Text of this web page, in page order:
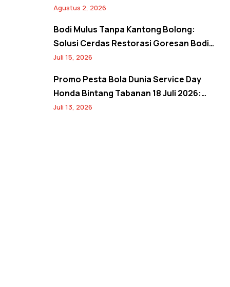
Seperti Baru! Back to Prime Promo
Agustus 2, 2026
Bodi Mulus Tanpa Kantong Bolong:
Solusi Cerdas Restorasi Goresan Bodi
Mobil Hemat Biaya
Juli 15, 2026
Promo Pesta Bola Dunia Service Day
Honda Bintang Tabanan 18 Juli 2026:
Banjir Diskon Servis hingga 20% dan
Juli 13, 2026